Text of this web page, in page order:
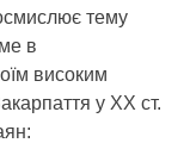
тему
в
високим
у ХХ ст.